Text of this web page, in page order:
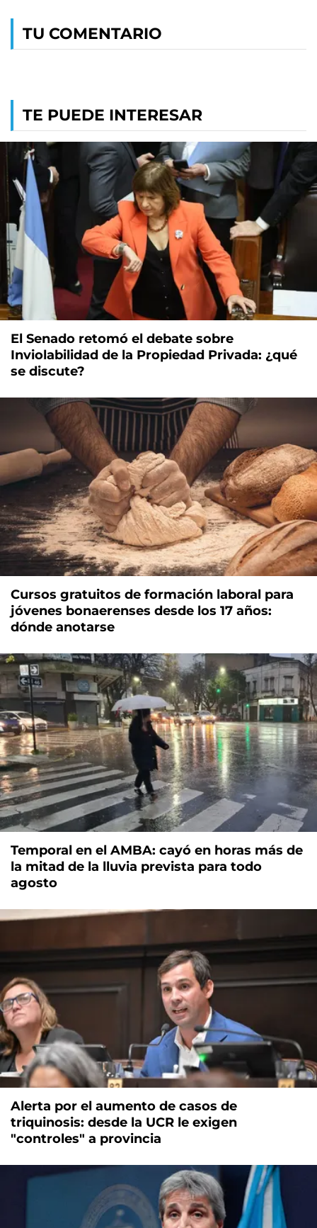
TU COMENTARIO
TE PUEDE INTERESAR
El Senado retomó el debate sobre
Inviolabilidad de la Propiedad Privada: ¿qué
se discute?
Cursos gratuitos de formación laboral para
jóvenes bonaerenses desde los 17 años:
dónde anotarse
Temporal en el AMBA: cayó en horas más de
la mitad de la lluvia prevista para todo
agosto
Alerta por el aumento de casos de
triquinosis: desde la UCR le exigen
"controles" a provincia